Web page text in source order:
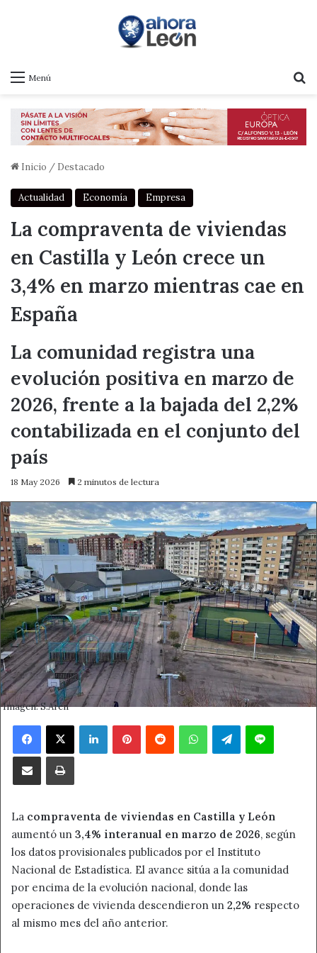
Menú
Inicio / Destacado
Actualidad Economía Empresa
La compraventa de viviendas
en Castilla y León crece un
3,4% en marzo mientras cae en
España
La comunidad registra una
evolución positiva en marzo de
2026, frente a la bajada del 2,2%
contabilizada en el conjunto del
país
18 May 2026 2 minutos de lectura
Imagen: S.Arén
Facebook
X LinkedInPinterestReddit WhatsAppTelegramLine
Compartir por correo electrónicoImprimir
La compraventa de viviendas en Castilla y León
aumentó un 3,4% interanual en marzo de 2026, según
los datos provisionales publicados por el Instituto
Nacional de Estadística. El avance sitúa a la comunidad
por encima de la evolución nacional, donde las
operaciones de vivienda descendieron un 2,2% respecto
al mismo mes del año anterior.